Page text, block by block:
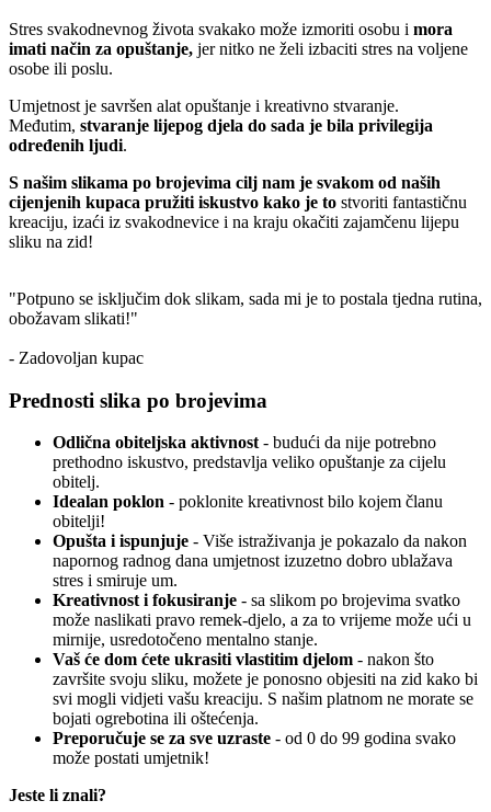
Stres svakodnevnog života svakako može izmoriti osobu i mora
imati način za opuštanje, jer nitko ne želi izbaciti stres na voljene
osobe ili poslu.
Umjetnost je savršen alat opuštanje i kreativno stvaranje.
Međutim, stvaranje lijepog djela do sada je bila privilegija
određenih ljudi.
S našim slikama po brojevima cilj nam je svakom od naših
cijenjenih kupaca pružiti iskustvo kako je to stvoriti fantastičnu
kreaciju, izaći iz svakodnevice i na kraju okačiti zajamčenu lijepu
sliku na zid!
"Potpuno se isključim dok slikam, sada mi je to postala tjedna rutina,
obožavam slikati!"
- Zadovoljan kupac
Prednosti slika po brojevima
Odlična obiteljska aktivnost- budući da nije potrebno
prethodno iskustvo, predstavlja veliko opuštanje za cijelu
obitelj.
Idealan poklon - poklonite kreativnost bilo kojem članu
obitelji!
Opušta i ispunjuje - Više istraživanja je pokazalo da nakon
napornog radnog dana umjetnost izuzetno dobro ublažava
stres i smiruje um.
Kreativnost i fokusiranje - sa slikom po brojevima svatko
može naslikati pravo remek-djelo, a za to vrijeme može ući u
mirnije, usredotočeno mentalno stanje.
Vaš će dom ćete ukrasiti vlastitim djelom - nakon što
završite svoju sliku, možete je ponosno objesiti na zid kako bi
svi mogli vidjeti vašu kreaciju. S našim platnom ne morate se
bojati ogrebotina ili oštećenja.
Preporučuje se za sve uzraste - od 0 do 99 godina svako
može postati umjetnik!
Jeste li znali?